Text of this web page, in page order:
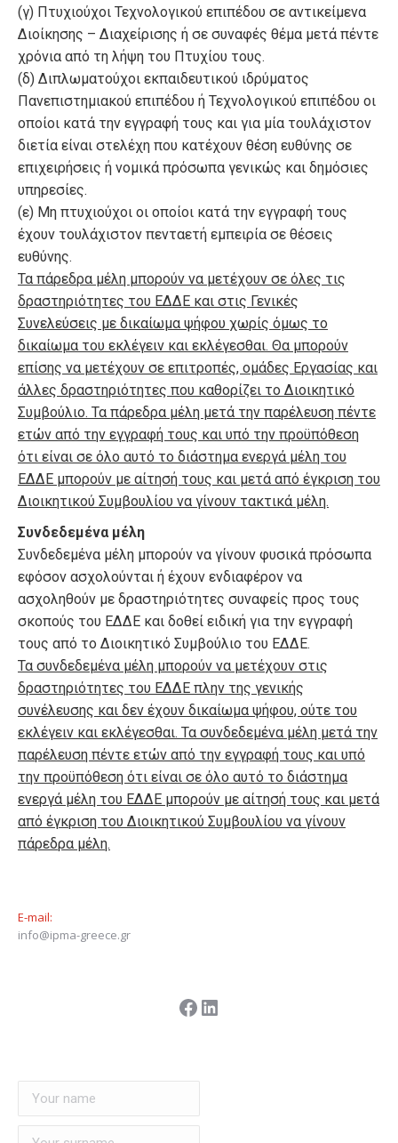
(γ) Πτυχιούχοι Τεχνολογικού επιπέδου σε αντικείμενα
Διοίκησης – Διαχείρισης ή σε συναφές θέμα μετά πέντε
χρόνια από τη λήψη του Πτυχίου τους.
(δ) Διπλωματούχοι εκπαιδευτικού ιδρύματος
Πανεπιστημιακού επιπέδου ή Τεχνολογικού επιπέδου οι
οποίοι κατά την εγγραφή τους και για μία τουλάχιστον
διετία είναι στελέχη που κατέχουν θέση ευθύνης σε
επιχειρήσεις ή νομικά πρόσωπα γενικώς και δημόσιες
υπηρεσίες.
(ε) Μη πτυχιούχοι οι οποίοι κατά την εγγραφή τους
έχουν τουλάχιστον πενταετή εμπειρία σε θέσεις
ευθύνης.
Τα πάρεδρα μέλη μπορούν να μετέχουν σε όλες τις
δραστηριότητες του ΕΔΔΕ και στις Γενικές
Συνελεύσεις με δικαίωμα ψήφου χωρίς όμως το
δικαίωμα του εκλέγειν και εκλέγεσθαι. Θα μπορούν
επίσης να μετέχουν σε επιτροπές, ομάδες Εργασίας και
άλλες δραστηριότητες που καθορίζει το Διοικητικό
Συμβούλιο. Τα πάρεδρα μέλη μετά την παρέλευση πέντε
ετών από την εγγραφή τους και υπό την προϋπόθεση
ότι είναι σε όλο αυτό το διάστημα ενεργά μέλη του
ΕΔΔΕ μπορούν με αίτησή τους και μετά από έγκριση του
Διοικητικού Συμβουλίου να γίνουν τακτικά μέλη.
Συνδεδεμένα μέλη
Συνδεδεμένα μέλη μπορούν να γίνουν φυσικά πρόσωπα
εφόσον ασχολούνται ή έχουν ενδιαφέρον να
ασχοληθούν με δραστηριότητες συναφείς προς τους
σκοπούς του ΕΔΔΕ και δοθεί ειδική για την εγγραφή
τους από το Διοικητικό Συμβούλιο του ΕΔΔΕ.
Τα συνδεδεμένα μέλη μπορούν να μετέχουν στις
δραστηριότητες του ΕΔΔΕ πλην της γενικής
συνέλευσης και δεν έχουν δικαίωμα ψήφου, ούτε του
εκλέγειν και εκλέγεσθαι. Τα συνδεδεμένα μέλη μετά την
παρέλευση πέντε ετών από την εγγραφή τους και υπό
την προϋπόθεση ότι είναι σε όλο αυτό το διάστημα
ενεργά μέλη του ΕΔΔΕ μπορούν με αίτησή τους και μετά
από έγκριση του Διοικητικού Συμβουλίου να γίνουν
πάρεδρα μέλη.
E-mail:
info@ipma-greece.gr
Facebook
Linkedin